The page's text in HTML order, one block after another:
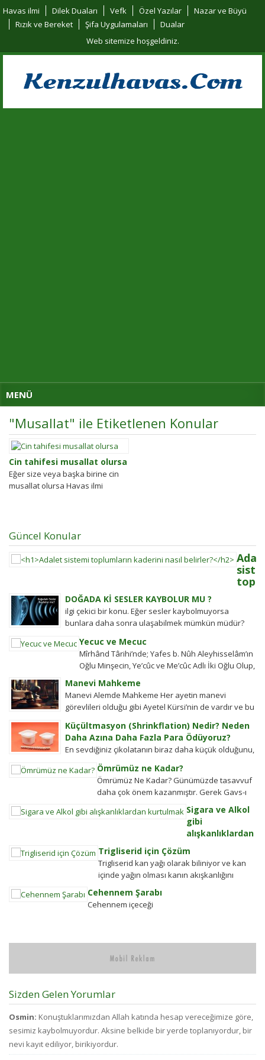
Havas ilmi Dilek Duaları Vefk Özel Yazılar
Nazar ve Büyü
Rızık ve Bereket
Şifa Uygulamaları
Dualar
Web sitemize hoşgeldiniz.
MENÜ
"Musallat" ile Etiketlenen Konular
Cin tahifesi musallat olursa
Eğer size veya başka birine cin
musallat olursa Havas ilmi
Güncel Konular
Adalet
güçlü
gücü
tarihten
DOĞADA Kİ SESLER KAYBOLUR MU ?
ilgi çekici bir konu. Eğer sesler kaybolmuyorsa
bunlara daha sonra ulaşabilmek mümkün müdür?
Yecuc ve Mecuc
Mîrhând Târihi’nde; Yafes b. Nûh Aleyhisselâm’ın
Oğlu Minşecin, Ye’cûc ve Me’cûc Adlı İki Oğlu Olup,
Yafes’in Evlâdı Âleme Dağıldıkta, Bunlar...
Manevi Mahkeme
Manevi Alemde Mahkeme Her ayetin manevi
görevlileri olduğu gibi Ayetel Kürsi’nin de vardır ve bu
Küçültmasyon (Shrinkflation) Nedir? Neden
Daha Azına Daha Fazla Para Ödüyoruz?
En sevdiğiniz çikolatanın biraz daha küçük olduğunu,
aynı büyüklükteki pakette daha az bisküvi
bulunduğunu veya cips torbalarının daha fazla
Ömrümüz ne Kadar?
Ömrümüz Ne Kadar? Günümüzde tasavvuf
daha çok önem kazanmıştır. Gerek Gavs-ı
Hizânî gerekse Seyyid Tâhâ hazretlerinin
döneminde bu kadar değildi....
Sigara ve Alkol
gibi
alışkanlıklardan
Alkolden
Tiksindirmek ve
Kötü Huylardan
Trigliserid için Çözüm
Trigliserid kan yağı olarak biliniyor ve kan
içinde yağın olması kanın akışkanlığını
bozuyor. Kalbe daha çok yük biniyor. Yaşlı
ve...
Cehennem Şarabı
Cehennem içeceği
Sizden Gelen Yorumlar
Osmin: Konuştuklarımızdan Allah katında hesap vereceğimize göre,
sesimiz kaybolmuyordur. Aksine belkide bir yerde toplanıyordur, bir
nevi kayıt ediliyor, birikiyordur.